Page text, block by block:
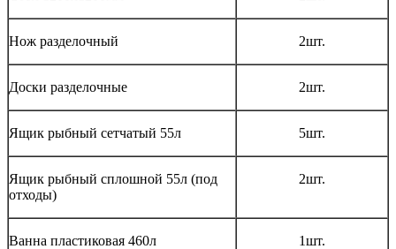
Нож разделочный 2шт.
Доски разделочные 2шт.
Ящик рыбный сетчатый 55л 5шт.
Ящик рыбный сплошной 55л (под
отходы)
2шт.
Ванна пластиковая 460л 1шт.